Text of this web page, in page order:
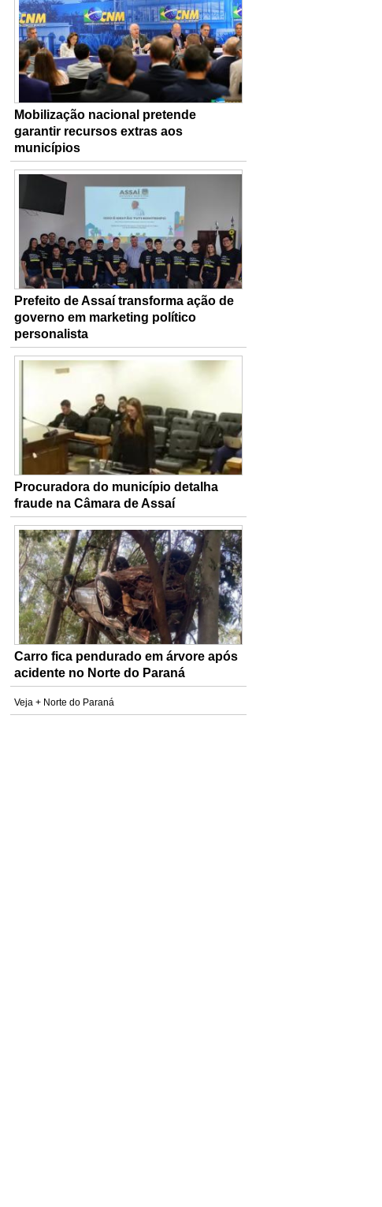
Mobilização nacional pretende
garantir recursos extras aos
municípios
Prefeito de Assaí transforma ação de
governo em marketing político
personalista
Procuradora do município detalha
fraude na Câmara de Assaí
Carro fica pendurado em árvore após
acidente no Norte do Paraná
Veja + Norte do Paraná